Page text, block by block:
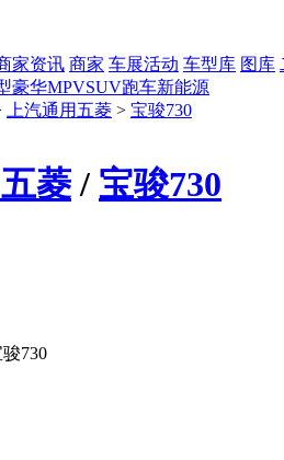
家资讯 商家 车展活动 车型库 图库
豪华MPVSUV跑车新能源
上汽通用五菱 > 宝骏730
菱/ 宝骏730